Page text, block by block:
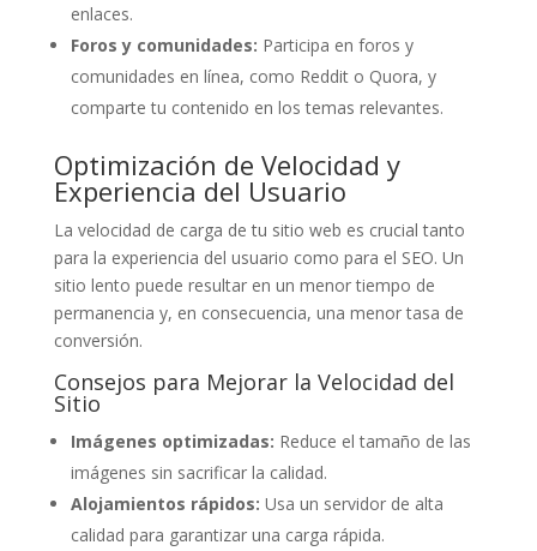
enlaces.
Foros y comunidades: Participa en foros y
comunidades en línea, como Reddit o Quora, y
comparte tu contenido en los temas relevantes.
Optimización de Velocidad y
Experiencia del Usuario
La velocidad de carga de tu sitio web es crucial tanto
para la experiencia del usuario como para el SEO. Un
sitio lento puede resultar en un menor tiempo de
permanencia y, en consecuencia, una menor tasa de
conversión.
Consejos para Mejorar la Velocidad del
Sitio
Imágenes optimizadas: Reduce el tamaño de las
imágenes sin sacrificar la calidad.
Alojamientos rápidos: Usa un servidor de alta
calidad para garantizar una carga rápida.